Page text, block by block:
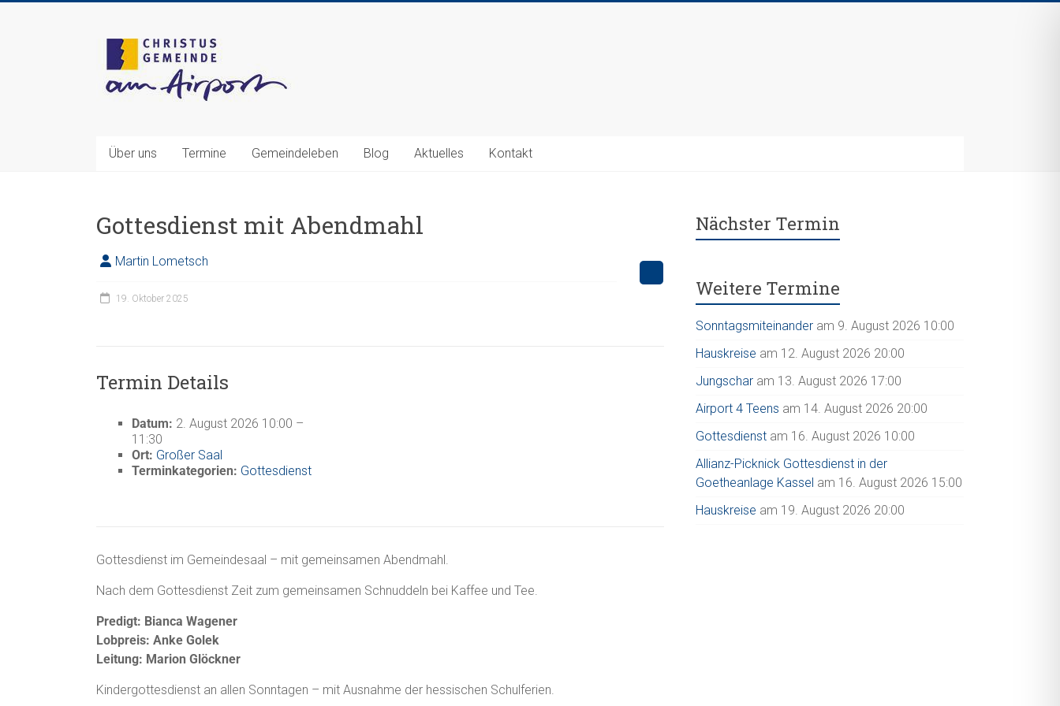
Christusgemeinde
am
Airport
e.V.
CGAA
Über uns Termine Gemeindeleben Blog Aktuelles Kontakt
Gottesdienst mit Abendmahl
Martin Lometsch
19. Oktober 2025
Termin Details
Datum: 2. August 2026 10:00 –
11:30
Ort: Großer Saal
Terminkategorien: Gottesdienst
Gottesdienst im Gemeindesaal – mit gemeinsamen Abendmahl.
Nach dem Gottesdienst Zeit zum gemeinsamen Schnuddeln bei Kaffee und Tee.
Predigt: Bianca Wagener
Lobpreis: Anke Golek
Leitung: Marion Glöckner
Kindergottesdienst an allen Sonntagen – mit Ausnahme der hessischen Schulferien.
Nächster Termin
Weitere Termine
Sonntagsmiteinander am 9. August 2026 10:00
Hauskreise am 12. August 2026 20:00
Jungschar am 13. August 2026 17:00
Airport 4 Teens am 14. August 2026 20:00
Gottesdienst am 16. August 2026 10:00
Allianz-Picknick Gottesdienst in der
Goetheanlage Kassel am 16. August 2026 15:00
Hauskreise am 19. August 2026 20:00